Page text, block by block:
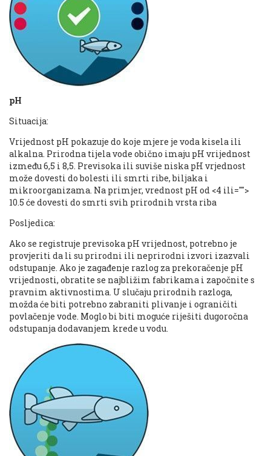
pH
Situacija:
Vrijednost pH pokazuje do koje mjere je voda kisela ili
alkalna. Prirodna tijela vode obično imaju pH vrijednost
između 6,5 i 8,5. Previsoka ili suviše niska pH vrjednost
može dovesti do bolesti ili smrti ribe, biljaka i
mikroorganizama. Na primjer, vrednost pH od <4 ili="">
10.5 će dovesti do smrti svih prirodnih vrsta riba
Posljedica:
Ako se registruje previsoka pH vrijednost, potrebno je
provjeriti da li su prirodni ili neprirodni izvori izazvali
odstupanje. Ako je zagađenje razlog za prekoračenje pH
vrijednosti, obratite se najbližim fabrikama i započnite s
pravnim aktivnostima. U slučaju prirodnih razloga,
možda će biti potrebno zabraniti plivanje i ograničiti
povlačenje vode. Moglo bi biti moguće riješiti dugoročna
odstupanja dodavanjem krede u vodu.